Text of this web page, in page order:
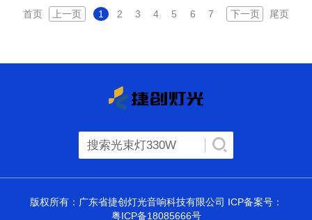
首页 上一页 1 2 3 4 5 6 7 下一页 尾页
版权所有：广东省捷创灯光音响科技有限公司 ICP备案号：
粤ICP备18085666号